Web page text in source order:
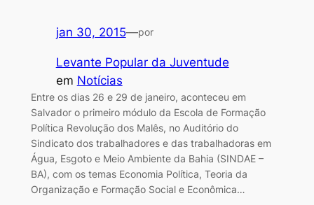
jan 30, 2015—por
Levante Popular da Juventude
em Notícias
Entre os dias 26 e 29 de janeiro, aconteceu em
Salvador o primeiro módulo da Escola de Formação
Política Revolução dos Malês, no Auditório do
Sindicato dos trabalhadores e das trabalhadoras em
Água, Esgoto e Meio Ambiente da Bahia (SINDAE –
BA), com os temas Economia Política, Teoria da
Organização e Formação Social e Econômica…